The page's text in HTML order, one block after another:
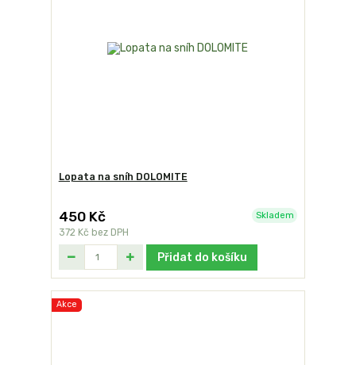
Lopata na sníh DOLOMITE
450 Kč
372 Kč bez DPH
Skladem
Přidat do košíku
Akce